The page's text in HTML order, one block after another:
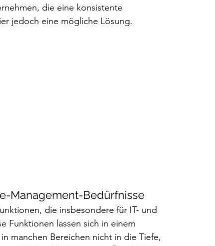
die eine konsistente
jedoch eine mögliche Lösung.
Management-Bedürfnisse
die insbesondere für IT- und
Funktionen lassen sich in einem
manchen Bereichen nicht in die Tiefe,